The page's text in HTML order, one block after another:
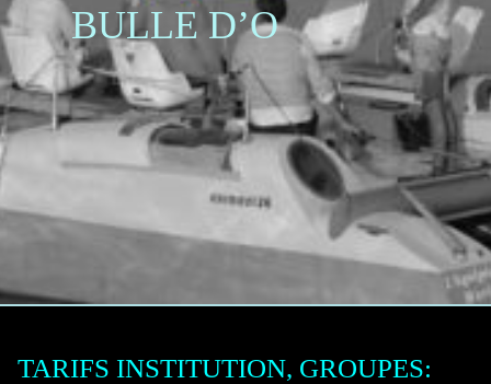
BULLE D’O
TARIFS INSTITUTION, GROUPES: